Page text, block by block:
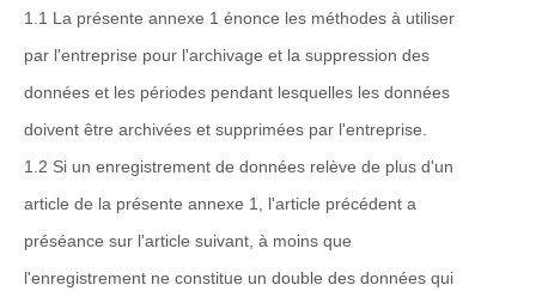
1.1 La présente annexe 1 énonce les méthodes à utiliser
par l'entreprise pour l'archivage et la suppression des
données et les périodes pendant lesquelles les données
doivent être archivées et supprimées par l'entreprise.
1.2 Si un enregistrement de données relève de plus d'un
article de la présente annexe 1, l'article précédent a
préséance sur l'article suivant, à moins que
l'enregistrement ne constitue un double des données qui